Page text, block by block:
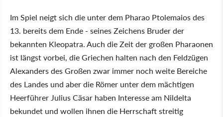
Im Spiel neigt sich die unter dem Pharao Ptolemaios des
13. bereits dem Ende - seines Zeichens Bruder der
bekannten Kleopatra. Auch die Zeit der großen Pharaonen
ist längst vorbei, die Griechen halten nach den Feldzügen
Alexanders des Großen zwar immer noch weite Bereiche
des Landes und aber die Römer unter dem mächtigen
Heerführer Julius Cäsar haben Interesse am Nildelta
bekundet und wollen ihnen die Herrschaft streitig